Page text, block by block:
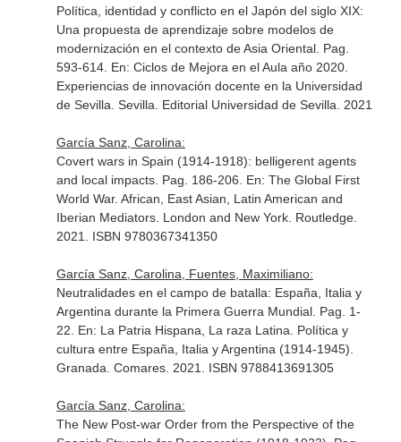
Política, identidad y conflicto en el Japón del siglo XIX:
Una propuesta de aprendizaje sobre modelos de
modernización en el contexto de Asia Oriental. Pag.
593-614. En: Ciclos de Mejora en el Aula año 2020.
Experiencias de innovación docente en la Universidad
de Sevilla . Sevilla. Editorial Universidad de Sevilla. 2021
García Sanz, Carolina:
Covert wars in Spain (1914-1918): belligerent agents
and local impacts. Pag. 186-206. En: The Global First
World War. African, East Asian, Latin American and
Iberian Mediators. London and New York. Routledge.
2021. ISBN 9780367341350
García Sanz, Carolina, Fuentes, Maximiliano:
Neutralidades en el campo de batalla: España, Italia y
Argentina durante la Primera Guerra Mundial. Pag. 1-
22. En: La Patria Hispana, La raza Latina. Política y
cultura entre España, Italia y Argentina (1914-1945)
Granada. Comares. 2021. ISBN 9788413691305
García Sanz, Carolina:
The New Post-war Order from the Perspective of the